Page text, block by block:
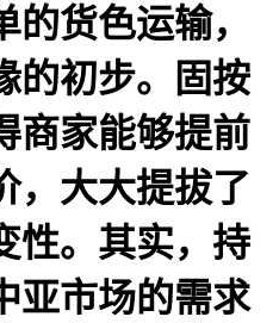
货色运输，
的初步。固按
商家能够提前
，大大提拔了
性。其实，持
亚市场的需求